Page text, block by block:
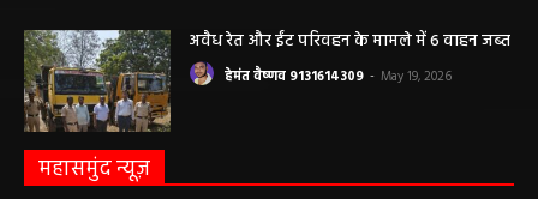
अवैध रेत और ईंट परिवहन के मामले में 6 वाहन जब्त
हेमंत वैष्णव 9131614309 - May 19, 2026
महासमुंद न्यूज़